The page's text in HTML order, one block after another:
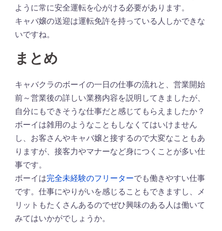
ように常に安全運転を心がける必要があります。
キャバ嬢の送迎は運転免許を持っている人しかできな
いですね。
まとめ
キャバクラのボーイの一日の仕事の流れと、営業開始
前～営業後の詳しい業務内容を説明してきましたが、
自分にもできそうな仕事だと感じてもらえましたか？
ボーイは雑用のようなこともしなくてはいけません
し、お客さんやキャバ嬢と接するので大変なこともあ
りますが、接客力やマナーなど身につくことが多い仕
事です。
ボーイは完全未経験のフリーターでも働きやすい仕事
です。仕事にやりがいを感じることもできますし、メ
リットもたくさんあるのでぜひ興味のある人は働いて
みてはいかがでしょうか。